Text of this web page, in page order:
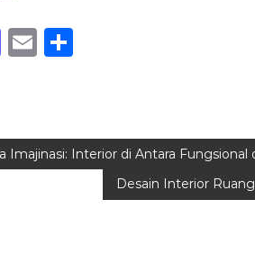
M
d
E
Imajinasi: Interior di Antara Fungsional
Desain Interior